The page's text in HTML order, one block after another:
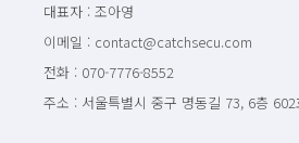
대표자 : 조아영
이메일 : contact@catchsecu.com
전화 : 070-7776-8552
주소 : 서울특별시 중구 명동길 73, 6층